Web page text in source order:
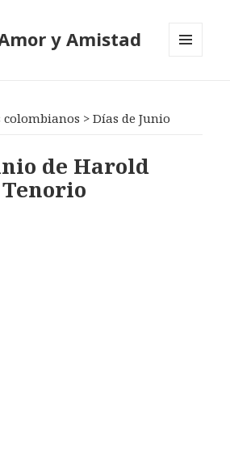
y Amistad
colombianos >Días de Junio
de Harold